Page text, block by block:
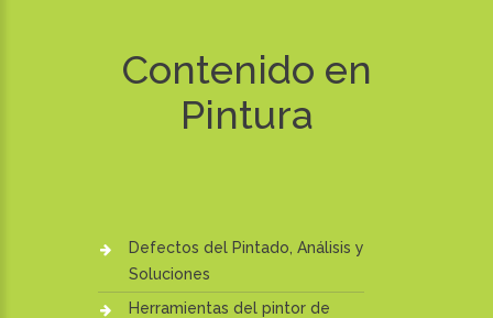
Contenido en
Pintura
Defectos del Pintado, Análisis y
Soluciones
Herramientas del pintor de